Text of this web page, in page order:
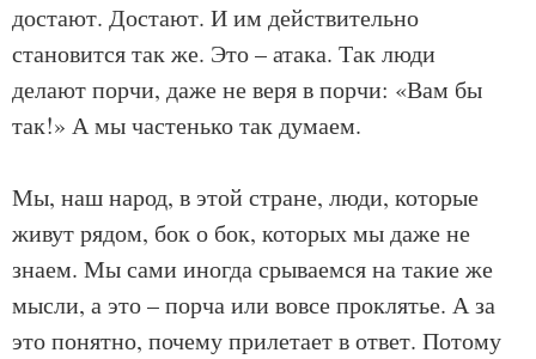
достают. Достают. И им действительно
становится так же. Это – атака. Так люди
делают порчи, даже не веря в порчи: «Вам бы
так!» А мы частенько так думаем.
Мы, наш народ, в этой стране, люди, которые
живут рядом, бок о бок, которых мы даже не
знаем. Мы сами иногда срываемся на такие же
мысли, а это – порча или вовсе проклятье. А за
это понятно, почему прилетает в ответ. Потому